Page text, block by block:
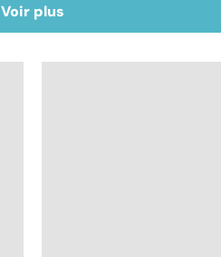
Voir plus